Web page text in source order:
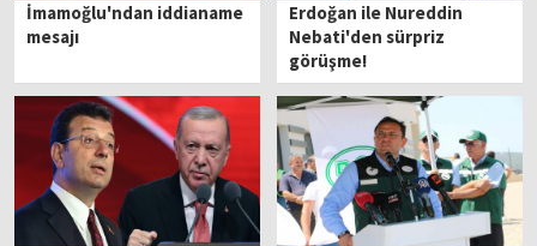
İmamoğlu'ndan iddianame
mesajı
Erdoğan ile Nureddin
Nebati'den sürpriz
görüşme!